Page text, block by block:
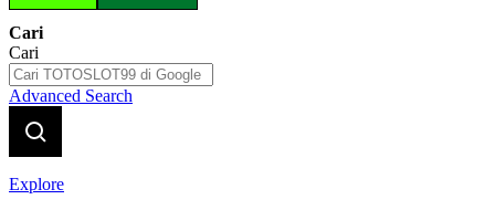
Cari
Cari
Advanced Search
Explore